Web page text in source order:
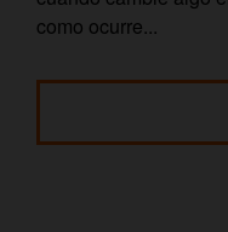
como ocurre...